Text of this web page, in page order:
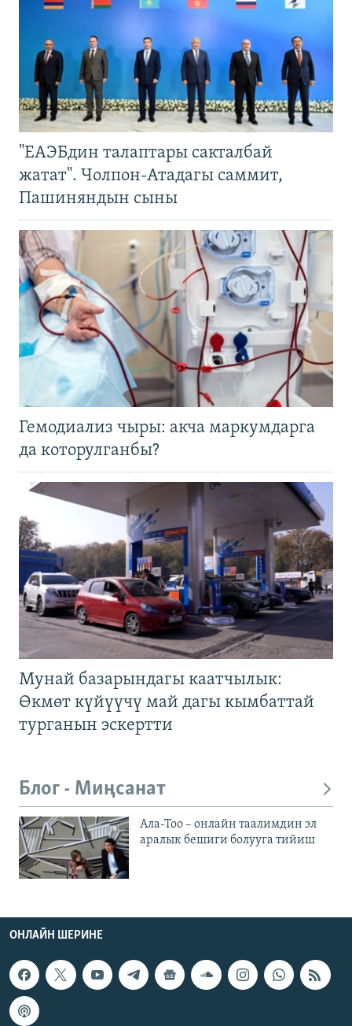
"ЕАЭБдин талаптары сакталбай
жатат". Чолпон-Атадагы саммит,
Пашиняндын сыны
Гемодиализ чыры: акча маркумдарга
да которулганбы?
Мунай базарындагы каатчылык:
Өкмөт күйүүчү май дагы кымбаттай
турганын эскертти
Блог - Миңсанат
Ала-Тоо – онлайн таалимдин эл
аралык бешиги болууга тийиш
ОНЛАЙН ШЕРИНЕ